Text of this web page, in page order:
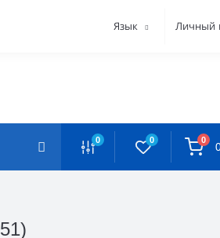
Язык Личный
0 0 0